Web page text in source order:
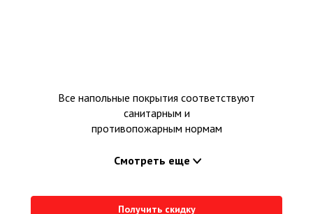
Все напольные покрытия соответствуют
санитарным и
противопожарным нормам
Смотреть еще
Получить скидку